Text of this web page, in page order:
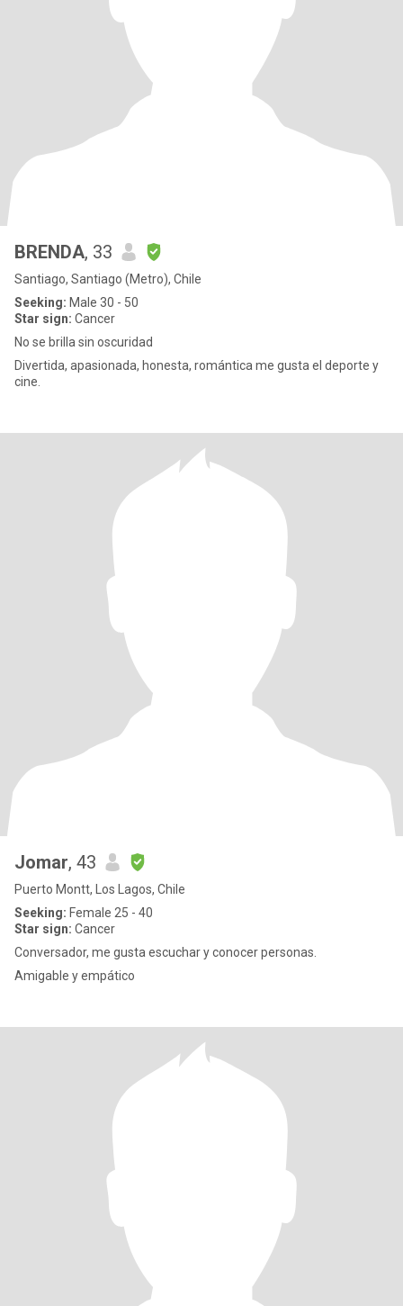
BRENDA, 33
Santiago, Santiago (Metro), Chile
Seeking: Male 30 - 50
Star sign: Cancer
No se brilla sin oscuridad
Divertida, apasionada, honesta, romántica me gusta el deporte y
cine.
Jomar, 43
Puerto Montt, Los Lagos, Chile
Seeking: Female 25 - 40
Star sign: Cancer
Conversador, me gusta escuchar y conocer personas.
Amigable y empático